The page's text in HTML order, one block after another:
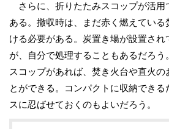
さらに、折りたたみスコップが活用
ある。撤収時は、まだ赤く燃えてい
ける必要がある。炭置き場が設置され
が、自分で処理することもあるだろう
スコップがあれば、焚き火台や直火の
とができる。コンパクトに収納でき
スに忍ばせておくのもよいだろう。